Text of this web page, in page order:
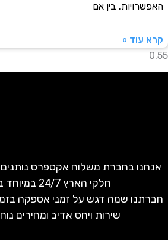
בין אם
»
בחברת משלוח אקספרס נותנים
חלקי הארץ 24/7 במיוחד בשבילכם!
שמה דגש על זמני אספקה בזמן
שירות ויחס אדיב ומחירים נוחים